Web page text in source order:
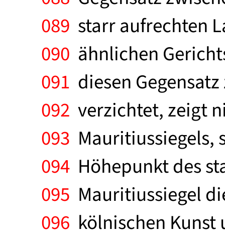
089 starr aufrechten
090 ähnlichen
091 diesen
092 verzichtet, zeigt
093 Mauritiussiegels,
094 Höhepunkt des
095 Mauritiussiegel
096 kölnischen